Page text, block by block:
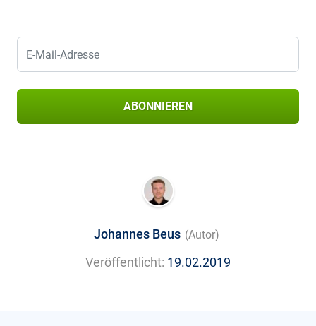
ABONNIEREN
Johannes Beus (Autor)
Veröffentlicht: 19.02.2019